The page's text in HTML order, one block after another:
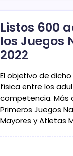
Listos 600
los Juegos
2022
El objetivo de
física entre los
competencia. Más
Primeros Juegos
Mayores y Atletas